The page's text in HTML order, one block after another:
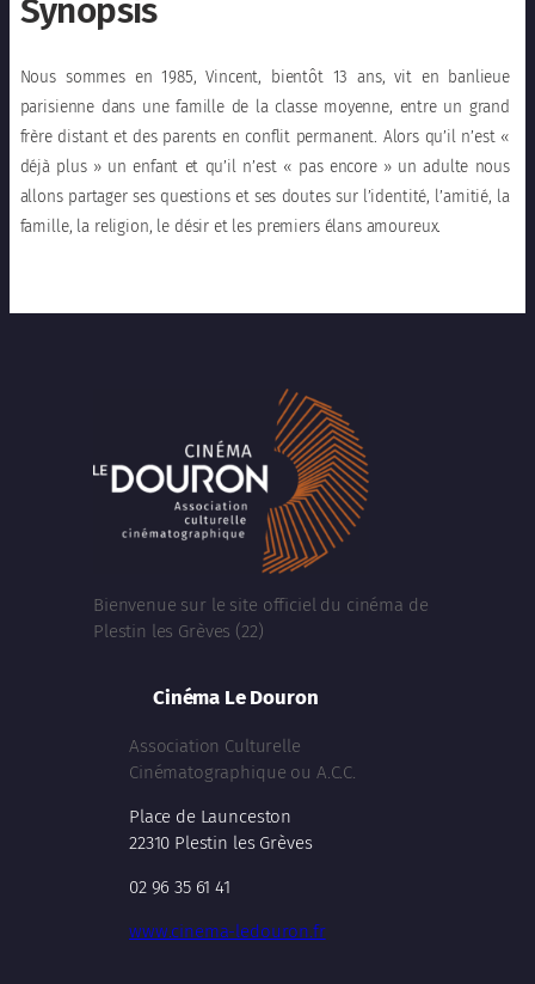
Synopsis
Nous sommes en 1985, Vincent, bientôt 13 ans, vit en banlieue
parisienne dans une famille de la classe moyenne, entre un grand
frère distant et des parents en conflit permanent. Alors qu’il n’est «
déjà plus » un enfant et qu’il n’est « pas encore » un adulte nous
allons partager ses questions et ses doutes sur l’identité, l’amitié, la
famille, la religion, le désir et les premiers élans amoureux.
Bienvenue sur le site officiel du cinéma de
Plestin les Grèves (22)
Cinéma Le Douron
Association Culturelle
Cinématographique ou A.C.C.
Place de Launceston
22310 Plestin les Grèves
02 96 35 61 41
www.cinema-ledouron.fr